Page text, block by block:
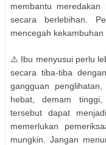
membantu
secara berlebihan.
mencegah
⚠️ Ibu menyusui perlu
secara tiba-tiba
gangguan
hebat, demam
tersebut dapat
memerlukan
mungkin. Jangan